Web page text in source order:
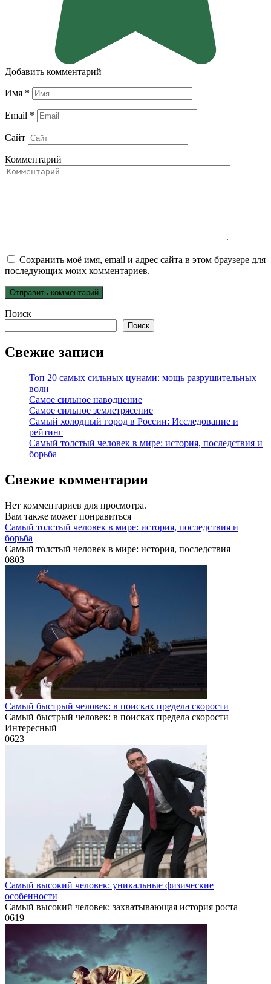
Добавить комментарий
Имя *
Email *
Сайт
Комментарий
Сохранить моё имя, email и адрес сайта в этом браузере для
последующих моих комментариев.
Поиск
Поиск
Свежие записи
Топ 20 самых сильных цунами: мощь разрушительных
волн
Самое сильное наводнение
Самое сильное землетрясение
Самый холодный город в России: Исследование и
рейтинг
Самый толстый человек в мире: история, последствия и
борьба
Свежие комментарии
Нет комментариев для просмотра.
Вам также может понравиться
Самый толстый человек в мире: история, последствия и
борьба
Самый толстый человек в мире: история, последствия
0803
Самый быстрый человек: в поисках предела скорости
Самый быстрый человек: в поисках предела скорости
Интересный
0623
Самый высокий человек: уникальные физические
особенности
Самый высокий человек: захватывающая история роста
0619